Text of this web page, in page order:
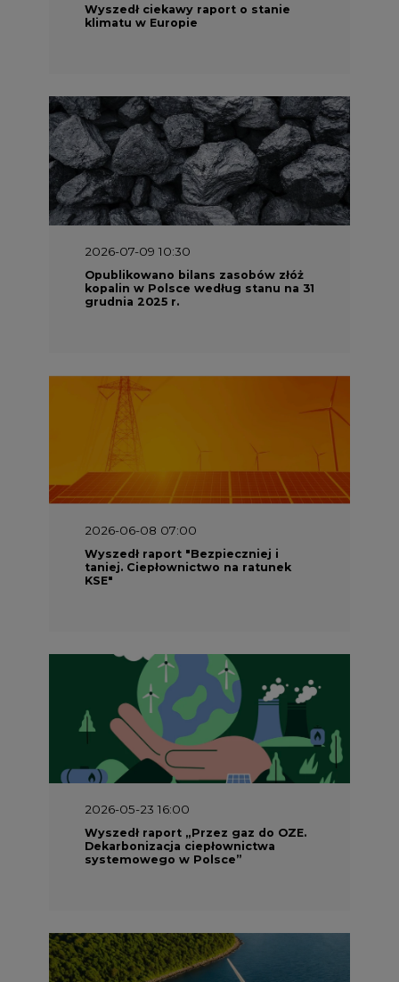
Wyszedł ciekawy raport o stanie
klimatu w Europie
2026-07-09 10:30
Opublikowano bilans zasobów złóż
kopalin w Polsce według stanu na 31
grudnia 2025 r.
2026-06-08 07:00
Wyszedł raport "Bezpieczniej i
taniej. Ciepłownictwo na ratunek
KSE"
2026-05-23 16:00
Wyszedł raport „Przez gaz do OZE.
Dekarbonizacja ciepłownictwa
systemowego w Polsce”